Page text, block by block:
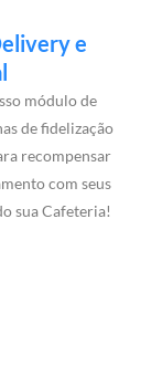
e
módulo de
de fidelização
recompensar
com seus
sua Cafeteria!